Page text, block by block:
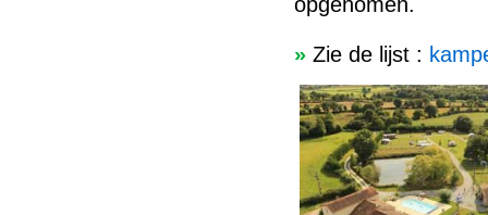
» Zie de lijst :